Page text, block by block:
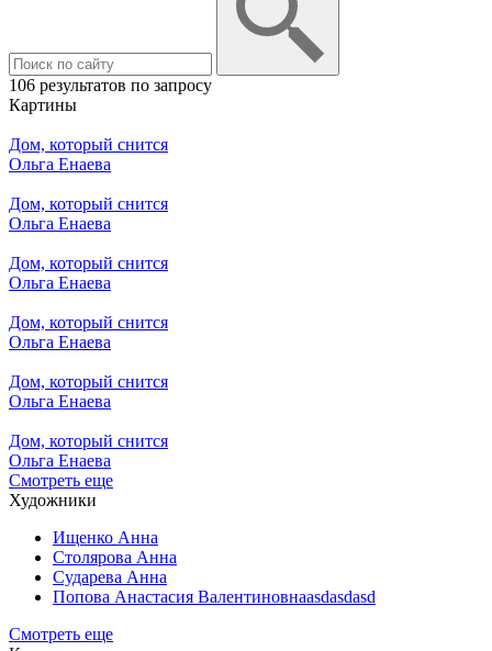
106 результатов по запросу
Картины
Дом, который снится
Ольга Енаева
Дом, который снится
Ольга Енаева
Дом, который снится
Ольга Енаева
Дом, который снится
Ольга Енаева
Дом, который снится
Ольга Енаева
Дом, который снится
Ольга Енаева
Смотреть еще
Художники
Ищенко Анна
Столярова Анна
Сударева Анна
Попова Анастасия Валентиновнаasdasdasd
Смотреть еще